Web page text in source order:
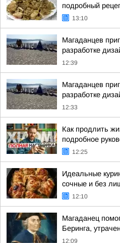
подробный
13:10
Магаданцев
разработке
12:39
Магаданцев
разработке
12:33
Как продлить
подробное
12:25
Идеальные
сочные и без
12:10
Магаданец
Беринга,
12:09